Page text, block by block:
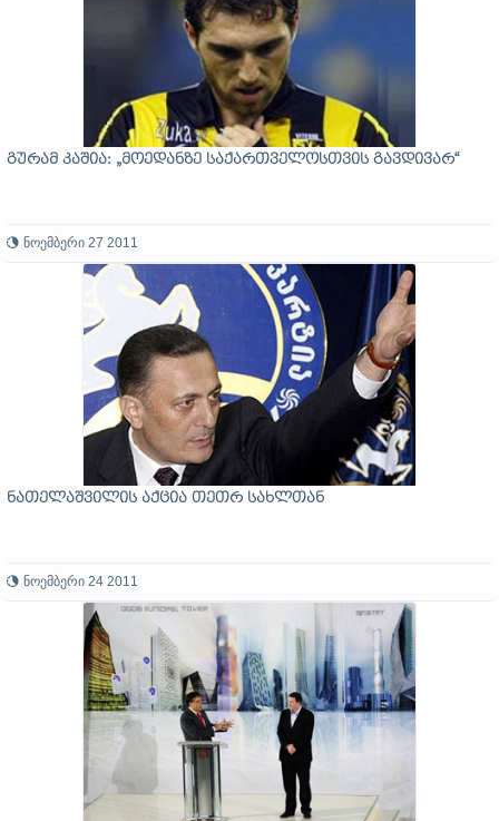
გურამ კაშია: „მოედანზე საქართველოსთვის გავდივარ“
ნოემბერი 27 2011
ნათელაშვილის აქცია თეთრ სახლთან
ნოემბერი 24 2011